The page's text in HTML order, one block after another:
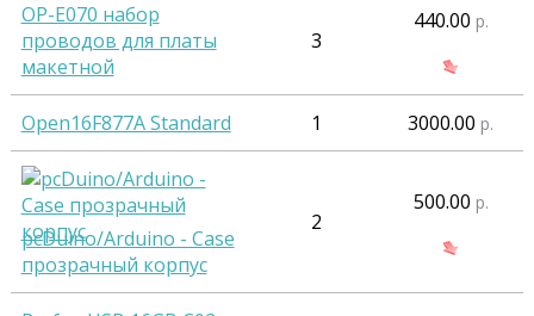
OP-E070 набор
проводов для платы
макетной
3
440.00 р.
Open16F877A Standard 1 3000.00 р.
pcDuino/Arduino - Case
прозрачный корпус
2
500.00 р.